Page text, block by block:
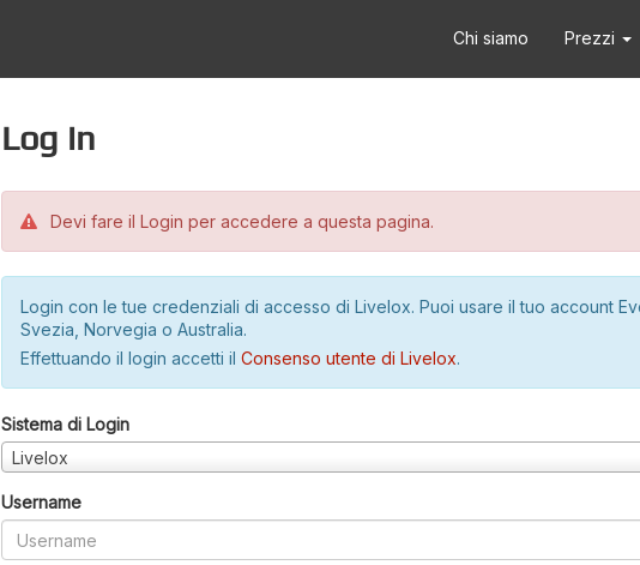
Chi siamo Prezzi
Log in
Devi fare il Login per accedere a questa pagina.
Login con le tue credenziali di accesso di Livelox. Puoi usare il tuo account
Svezia, Norvegia o Australia.
Effettuando il login accetti il Consenso utente di Livelox.
Sistema di Login
Livelox
Username